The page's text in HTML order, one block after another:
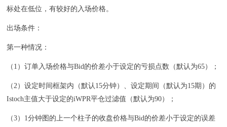
标处在低位，有较好的入场价格。
出场条件：
第一种情况：
（1）订单入场价格与Bid的价差小于设定的亏损点数（默认为65）；
（2）设定时间框架内（默认15分钟）、设定期间（默认为15期）的
Istoch主值大于设定的iWPR平仓过滤值（默认为90）；
（3）1分钟图的上一个柱子的收盘价格与Bid的价差小于设定的误差